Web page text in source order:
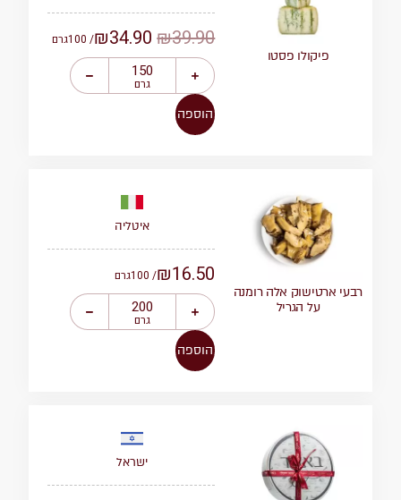
פיקולו פסטו
₪39.90
₪34.90
/ 100 גרם
גרם
הוספה
רבעי ארטישוק אלה רומנה
על הגריל
איטליה
₪16.50
/ 100 גרם
גרם
הוספה
ישראל